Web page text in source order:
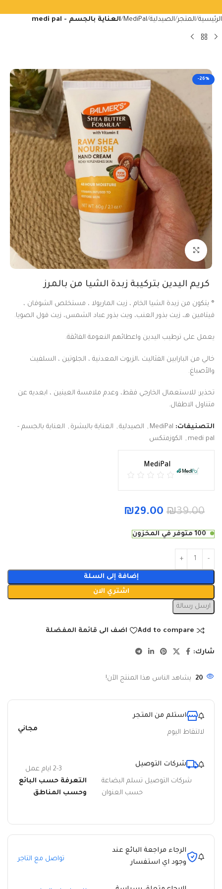
الرئيسية المتجر الصيدلية MediPal العناية بالجسم - medi pal
-26%
Click to enlarge
كريم اليدين بتركيبة زبدة الشيا من بالمرز
® يتكون من زبدة الشيا الخام ، زيت الماريولا ، مستخلص الشوفان ،
فيتامين هـ، زيت بذور العنب، ويت بذور عباد الشمس، زيت فول الصويا.
يعمل على ترطيب اليدين واعطائهم النعومة الفائقة.
خالي من البارابين الفثاليت ،الزيوت المعدنية ، الجلوتين ، السلفيت
والأصباغ.
تحذير: للاستعمال الخارجي فقط، وعدم ملامسة العينين ، ابعديه عن
متناول الاطفال.
التصنيفات: MediPal
, الصيدلية , العناية بالبشرة , العناية بالجسم -
medi pal
, الكوزمتكس
MediPal
₪39.00
₪29.00
100 متوفر في المخزون
إضافة إلى السلة
اشتري الان
ارسل رسالة
Add to compare اضف الى قائمة المفضلة
شارك:
20 يشاهد الناس هذا المنتج الآن!
استلم من المتجر
لالتقاط اليوم مجاني
شركات التوصيل
شركات التوصيل تسلم البضاعة
حسب العنوان
2-3 ايام عمل
التعرفة حسب البائع
وحسب المناطق
الرجاء مراجعة البائع عند
وجود اي استفسار
تواصل مع التاجر